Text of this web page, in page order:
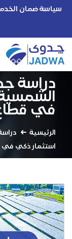
سياسة ضمان
دراسة
في قطاع
الرئيسية
استثمار ذكي في